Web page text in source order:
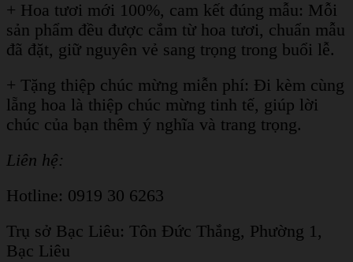
+ Hoa tươi mới 100%, cam kết đúng mẫu: Mỗi
sản phẩm đều được cắm từ hoa tươi, chuẩn mẫu
đã đặt, giữ nguyên vẻ sang trọng trong buổi lễ.
+ Tặng thiệp chúc mừng miễn phí: Đi kèm cùng
lẵng hoa là thiệp chúc mừng tinh tế, giúp lời
chúc của bạn thêm ý nghĩa và trang trọng.
Liên hệ:
Hotline: 0919 30 6263
Trụ sở Bạc Liêu: Tôn Đức Thắng, Phường 1,
Bạc Liêu